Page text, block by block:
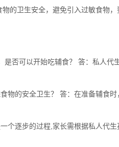
的卫生安全，避免引入过敏食物
是否可以开始吃辅食？ 答：私人
物的安全卫生？ 答：在准备辅食
个逐步的过程,家长需根据私人代